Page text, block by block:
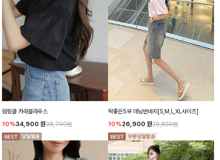
덤링클 카라블라우스
10%34,900 원38,700원
딱좋은5부 데님반바지[S,M,L,XL사이즈]
10%26,900 원29,800원